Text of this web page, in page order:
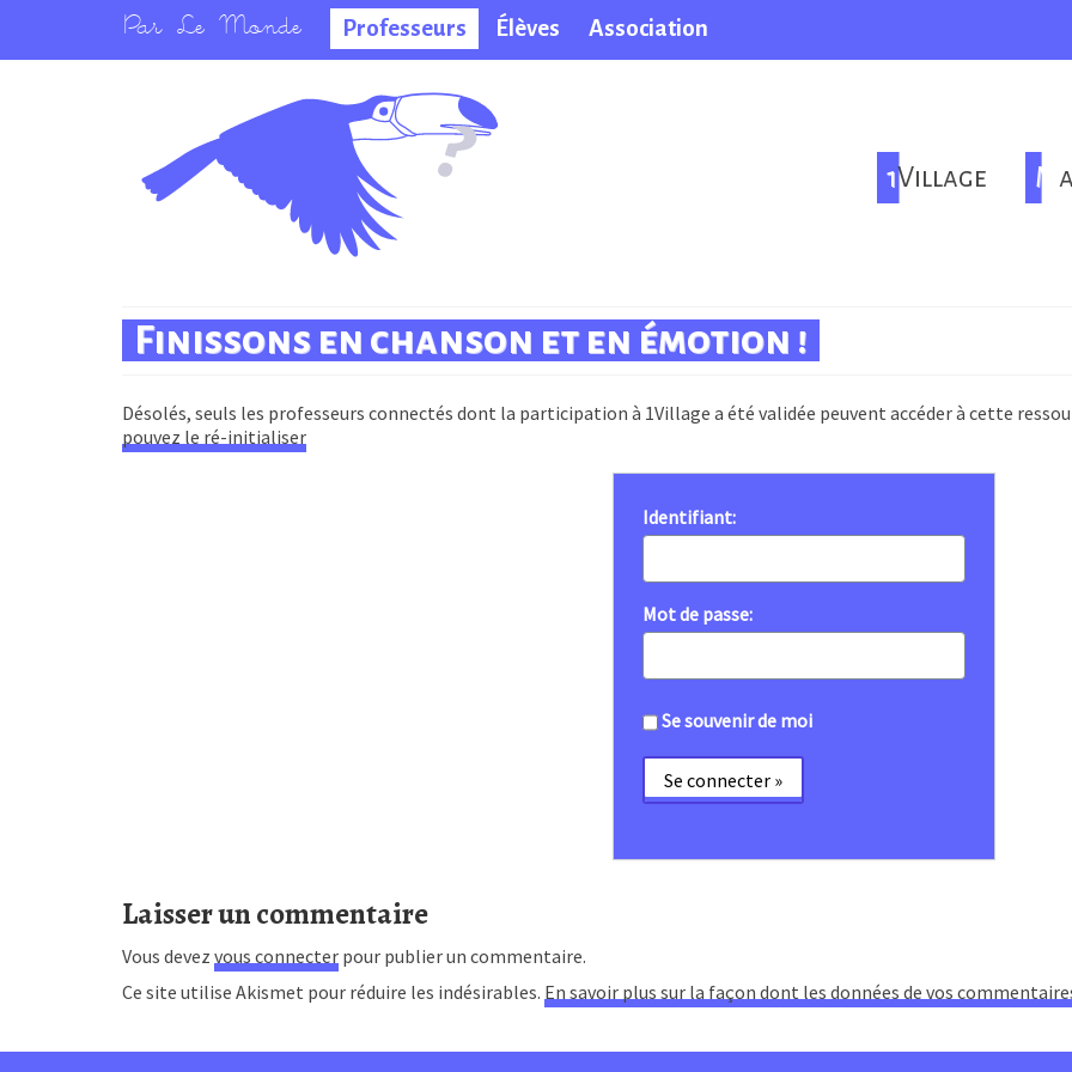
Professeurs Élèves Association
La salle des
professeurs 1Village
Finissons en chanson et en émotion !
Désolés, seuls les professeurs connectés dont la participation à 1Village a été validée peuvent accéder à cette
pouvez le ré-initialiser
Identifiant:
Mot de passe:
Se souvenir de moi
Laisser un commentaire
Vous devez vous connecter pour publier un commentaire.
Ce site utilise Akismet pour réduire les indésirables. En savoir plus sur la façon dont les données de vos